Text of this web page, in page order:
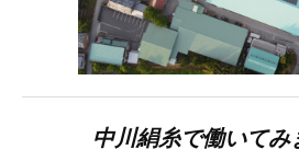
中川絹糸で働いてみ